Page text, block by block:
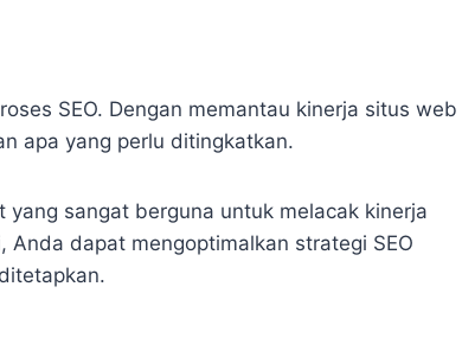
SEO. Dengan memantau kinerja situs web
apa yang perlu ditingkatkan.
sangat berguna untuk melacak kinerja
Anda dapat mengoptimalkan strategi SEO